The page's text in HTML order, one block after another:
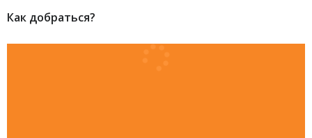
Как добраться?